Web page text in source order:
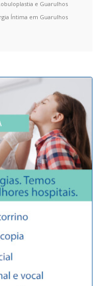
e Guarulhos
Íntima em Guarulhos